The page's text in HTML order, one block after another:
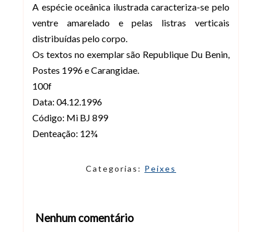
A espécie oceânica ilustrada caracteriza-se pelo
ventre amarelado e pelas listras verticais
distribuídas pelo corpo.
Os textos no exemplar são Republique Du Benin,
Postes 1996 e Carangidae.
100f
Data: 04.12.1996
Código: Mi BJ 899
Denteação: 12¾
Categorias: Peixes
Nenhum comentário